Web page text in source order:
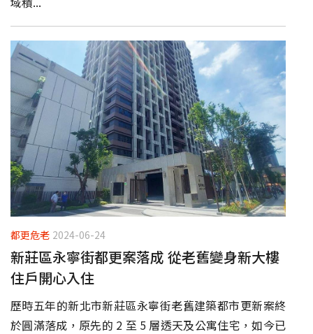
都更危老 2024-06-24
新莊區永寧街都更案落成 從老舊變身新大樓
住戶開心入住
歷時五年的新北市新莊區永寧街老舊建築都市更新案終
於圓滿落成，原先的 2 至 5 層透天及公寓住宅，如今已